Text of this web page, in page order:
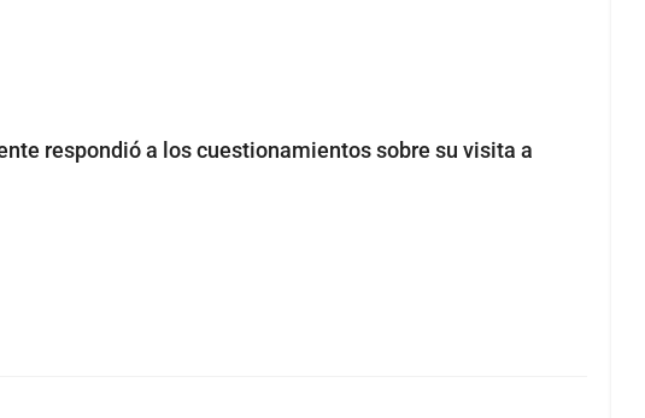
respondió a los cuestionamientos sobre su visita a